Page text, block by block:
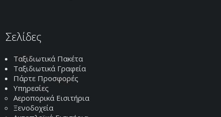
Σελίδες
Ταξιδιωτικά Πακέτα
Ταξιδιωτικά Γραφεία
Πάρτε Προσφορές
Υπηρεσίες
Αεροπορικά Εισιτήρια
Ξενοδοχεία